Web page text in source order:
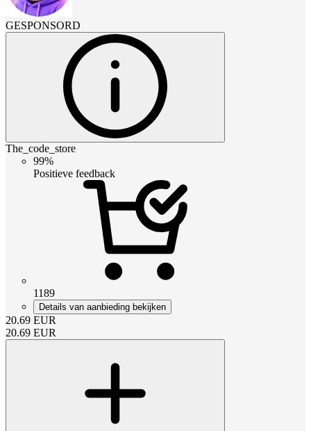
GESPONSORD
The_code_store
99%
Positieve feedback
1189
Details van aanbieding bekijken
20.69 EUR
20.69 EUR